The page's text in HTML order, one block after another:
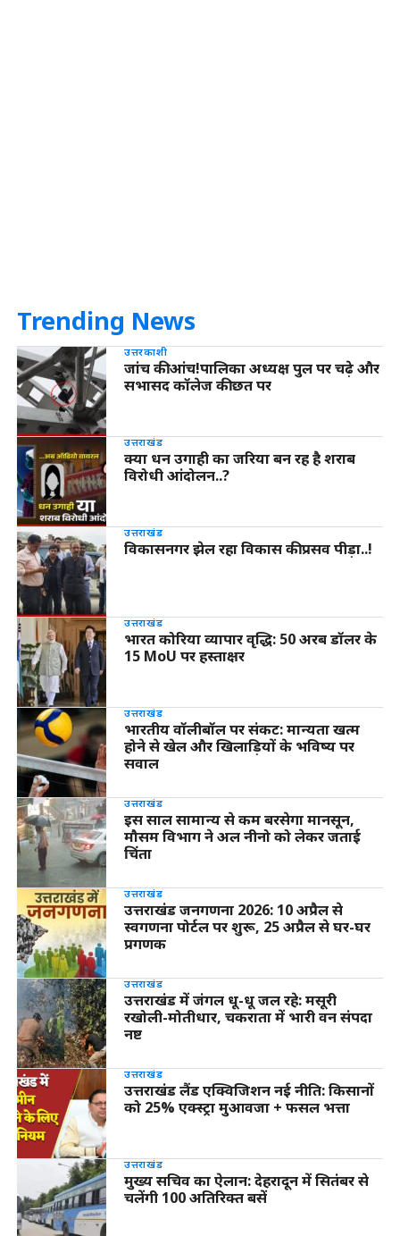
Trending News
उत्तरकाशी
जांच की आंच!पालिका अध्यक्ष पुल पर चढ़े और
सभासद कॉलेज की छत पर
उत्तराखंड
क्या धन उगाही का जरिया बन रह है शराब
विरोधी आंदोलन..?
उत्तराखंड
विकासनगर झेल रहा विकास की प्रसव पीड़ा..!
उत्तराखंड
भारत कोरिया व्यापार वृद्धि: 50 अरब डॉलर के
15 MoU पर हस्ताक्षर
उत्तराखंड
भारतीय वॉलीबॉल पर संकट: मान्यता खत्म
होने से खेल और खिलाड़ियों के भविष्य पर
सवाल
उत्तराखंड
इस साल सामान्य से कम बरसेगा मानसून,
मौसम विभाग ने अल नीनो को लेकर जताई
चिंता
उत्तराखंड
उत्तराखंड जनगणना 2026: 10 अप्रैल से
स्वगणना पोर्टल पर शुरू, 25 अप्रैल से घर-घर
प्रगणक
उत्तराखंड
उत्तराखंड में जंगल धू-धू जल रहे: मसूरी
रखोली-मोतीधार, चकराता में भारी वन संपदा
नष्ट
उत्तराखंड
उत्तराखंड लैंड एक्विजिशन नई नीति: किसानों
को 25% एक्स्ट्रा मुआवजा + फसल भत्ता
उत्तराखंड
मुख्य सचिव का ऐलान: देहरादून में सितंबर से
चलेंगी 100 अतिरिक्त बसें